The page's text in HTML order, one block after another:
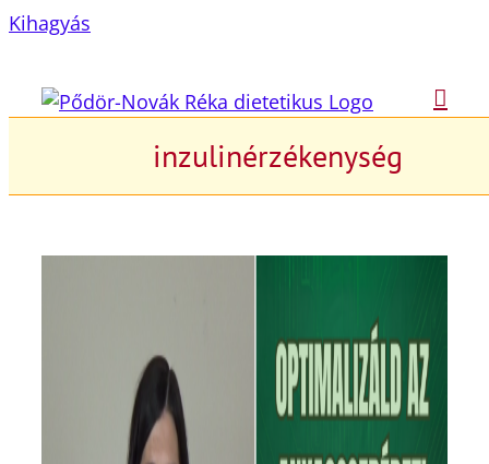
Kihagyás
inzulinérzékenység